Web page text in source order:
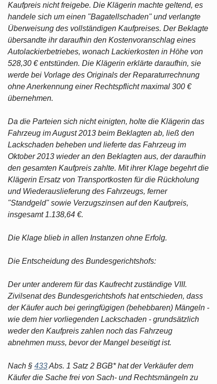
Kaufpreis nicht freigebe. Die Klägerin machte geltend, es
handele sich um einen "Bagatellschaden" und verlangte
Überweisung des vollständigen Kaufpreises. Der Beklagte
übersandte ihr daraufhin den Kostenvoranschlag eines
Autolackierbetriebes, wonach Lackierkosten in Höhe von
528,30 € entstünden. Die Klägerin erklärte daraufhin, sie
werde bei Vorlage des Originals der Reparaturrechnung
ohne Anerkennung einer Rechtspflicht maximal 300 €
übernehmen.
Da die Parteien sich nicht einigten, holte die Klägerin das
Fahrzeug im August 2013 beim Beklagten ab, ließ den
Lackschaden beheben und lieferte das Fahrzeug im
Oktober 2013 wieder an den Beklagten aus, der daraufhin
den gesamten Kaufpreis zahlte. Mit ihrer Klage begehrt die
Klägerin Ersatz von Transportkosten für die Rückholung
und Wiederauslieferung des Fahrzeugs, ferner
"Standgeld" sowie Verzugszinsen auf den Kaufpreis,
insgesamt 1.138,64 €.
Die Klage blieb in allen Instanzen ohne Erfolg.
Die Entscheidung des Bundesgerichtshofs:
Der unter anderem für das Kaufrecht zuständige VIII.
Zivilsenat des Bundesgerichtshofs hat entschieden, dass
der Käufer auch bei geringfügigen (behebbaren) Mängeln -
wie dem hier vorliegenden Lackschaden - grundsätzlich
weder den Kaufpreis zahlen noch das Fahrzeug
abnehmen muss, bevor der Mangel beseitigt ist.
Nach § 433Abs. 1 Satz 2 BGB* hat der Verkäufer dem
Käufer die Sache frei von Sach- und Rechtsmängeln zu